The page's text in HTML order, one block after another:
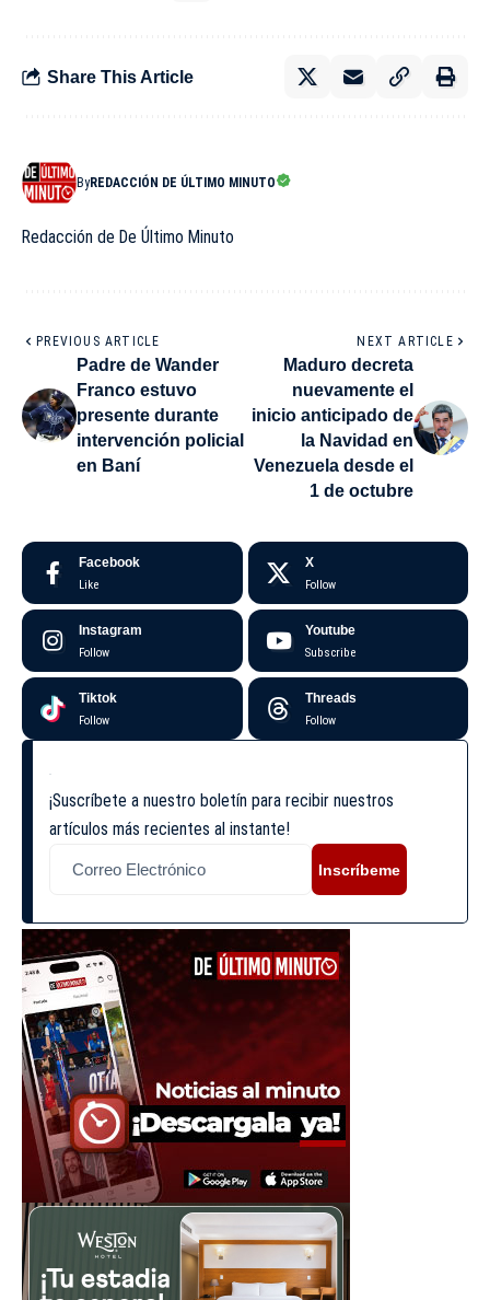
Share This Article
ByREDACCIÓN DE ÚLTIMO MINUTO
Redacción de De Último Minuto
PREVIOUS ARTICLE
Padre de Wander
Franco estuvo
presente durante
intervención policial
en Baní
NEXT ARTICLE
Maduro decreta
nuevamente el
inicio anticipado de
la Navidad en
Venezuela desde el
1 de octubre
Facebook
Like
X
Follow
Instagram
Follow
Youtube
Subscribe
Tiktok
Follow
Threads
Follow
¡Suscríbete a nuestro boletín para recibir nuestros
artículos más recientes al instante!
Inscríbeme